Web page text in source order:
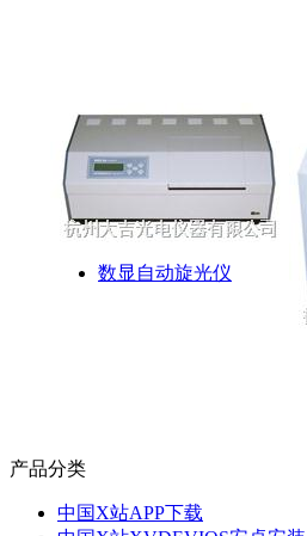
数显自动旋光仪
产品分类
中国X站APP下载